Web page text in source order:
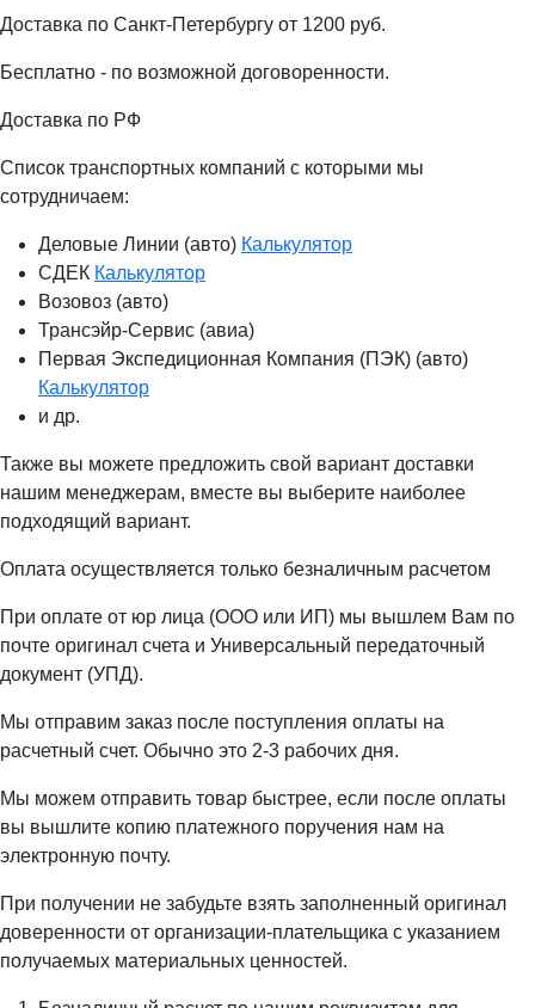
Доставка по Санкт-Петербургу от 1200 руб.
Бесплатно - по возможной договоренности.
Доставка по РФ
Список транспортных компаний с которыми мы
сотрудничаем:
Деловые Линии (авто) Калькулятор
СДЕК Калькулятор
Возовоз (авто)
Трансэйр-Сервис (авиа)
Первая Экспедиционная Компания (ПЭК) (авто)
Калькулятор
и др.
Также вы можете предложить свой вариант доставки
нашим менеджерам, вместе вы выберите наиболее
подходящий вариант.
Оплата осуществляется только безналичным расчетом
При оплате от юр лица (ООО или ИП) мы вышлем Вам по
почте оригинал счета и Универсальный передаточный
документ (УПД).
Мы отправим заказ после поступления оплаты на
расчетный счет. Обычно это 2-3 рабочих дня.
Мы можем отправить товар быстрее, если после оплаты
вы вышлите копию платежного поручения нам на
электронную почту.
При получении не забудьте взять заполненный оригинал
доверенности от организации-плательщика с указанием
получаемых материальных ценностей.